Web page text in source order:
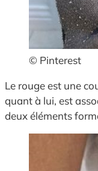
© Pinterest
Le rouge est une
quant à lui, est
deux éléments